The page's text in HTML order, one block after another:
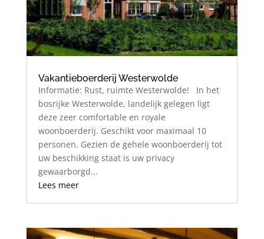
Vakantieboerderij Westerwolde
Informatie: Rust, ruimte Westerwolde! In het
bosrijke Westerwolde, landelijk gelegen ligt
deze zeer comfortable en royale
woonboerderij. Geschikt voor maximaal 10
personen. Gezien de gehele woonboerderij tot
uw beschikking staat is uw privacy
gewaarborgd...
Lees meer